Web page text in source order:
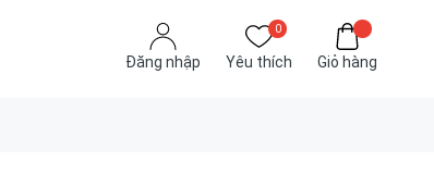
Đăng nhập
0
Yêu thích Giỏ hàng